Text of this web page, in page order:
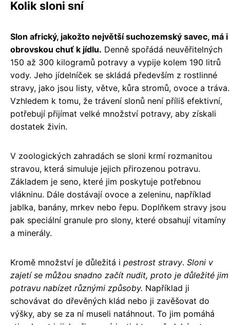
Kolik sloni sní
Slon africký, jakožto největší suchozemský savec, má i
obrovskou chuť k jídlu. Denně spořádá neuvěřitelných
150 až 300 kilogramů potravy a vypije kolem 190 litrů
vody. Jeho jídelníček se skládá především z rostlinné
stravy, jako jsou listy, větve, kůra stromů, ovoce a tráva.
Vzhledem k tomu, že trávení slonů není příliš efektivní,
potřebují přijímat velké množství potravy, aby získali
dostatek živin.
V zoologických zahradách se sloni krmí rozmanitou
stravou, která simuluje jejich přirozenou potravu.
Základem je seno, které jim poskytuje potřebnou
vlákninu. Dále dostávají ovoce a zeleninu, například
jablka, banány, mrkev nebo řepu. Doplňkem stravy jsou
pak speciální granule pro slony, které obsahují vitamíny
a minerály.
Kromě množství je důležitá i pestrost stravy. Sloni v
zajetí se můžou snadno začít nudit, proto je důležité jim
potravu nabízet různými způsoby. Například ji
schovávat do dřevěných klád nebo ji zavěšovat do
výšky, aby se za ní museli natáhnout. To jim pomáhá